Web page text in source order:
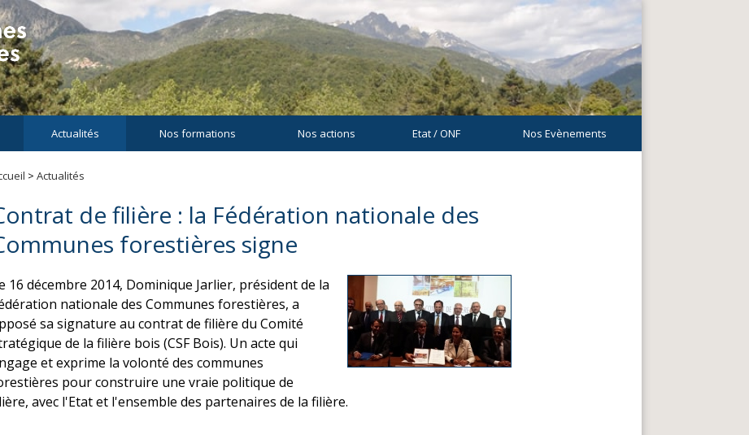
Actualités Nos formations Nos actions Etat / ONF Nos Evènements
> Actualités
de filière : la Fédération nationale des
forestières signe
16 décembre 2014, Dominique Jarlier, président de la
nationale des Communes forestières, a
sa signature au contrat de filière du Comité
de la filière bois (CSF Bois). Un acte qui
et exprime la volonté des communes
pour construire une vraie politique de
avec l'Etat et l'ensemble des partenaires de la filière.